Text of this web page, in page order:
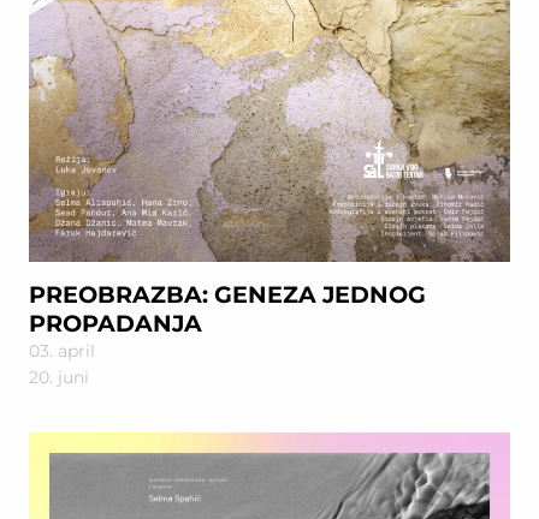
PREOBRAZBA: GENEZA JEDNOG
PROPADANJA
03. april
20. juni